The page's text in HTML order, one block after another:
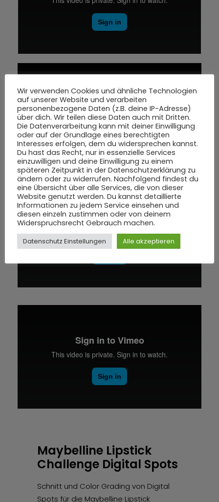
Maybelline Lipstick
Challenge Digital Spots
Schnitt und Color Grading von Digital
Spots für die Maybelline Lipstick
Wir verwenden Cookies und ähnliche Technologien
auf unserer Website und verarbeiten
personenbezogene Daten (z.B. deine IP-Adresse)
über dich. Wir teilen diese Daten auch mit Dritten.
Die Datenverarbeitung kann mit deiner Einwilligung
oder auf der Grundlage eines berechtigten
Interesses erfolgen, dem du widersprechen kannst.
Du hast das Recht, nur in essenzielle Services
einzuwilligen und deine Einwilligung zu einem
späteren Zeitpunkt in der Datenschutzerklärung zu
ändern oder zu widerrufen. Nachfolgend findest du
eine Übersicht über alle Services, die von dieser
Website genutzt werden. Du kannst detaillierte
Informationen zu jedem Service einsehen und
diesen einzeln zustimmen oder von deinem
Widerspruchsrecht Gebrauch machen.
Datenschutz Einstellungen Alle akzeptieren